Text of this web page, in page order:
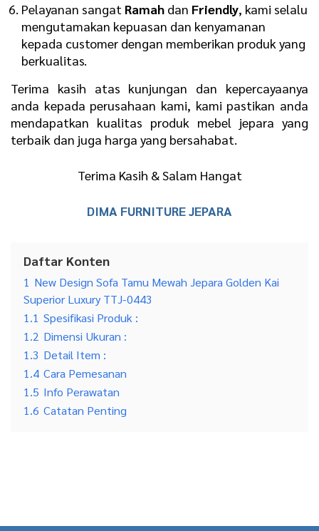
Pelayanan sangat Ramah dan Friendly, kami selalu
mengutamakan kepuasan dan kenyamanan
kepada customer dengan memberikan produk yang
berkualitas.
Terima kasih atas kunjungan dan kepercayaanya
anda kepada perusahaan kami, kami pastikan anda
mendapatkan kualitas produk mebel jepara yang
terbaik dan juga harga yang bersahabat.
Terima Kasih & Salam Hangat
DIMA FURNITURE JEPARA
Daftar Konten
1 New Design Sofa Tamu Mewah Jepara Golden Kai
Superior Luxury TTJ-0443
1.1 Spesifikasi Produk :
1.2 Dimensi Ukuran :
1.3 Detail Item :
1.4 Cara Pemesanan
1.5 Info Perawatan
1.6 Catatan Penting